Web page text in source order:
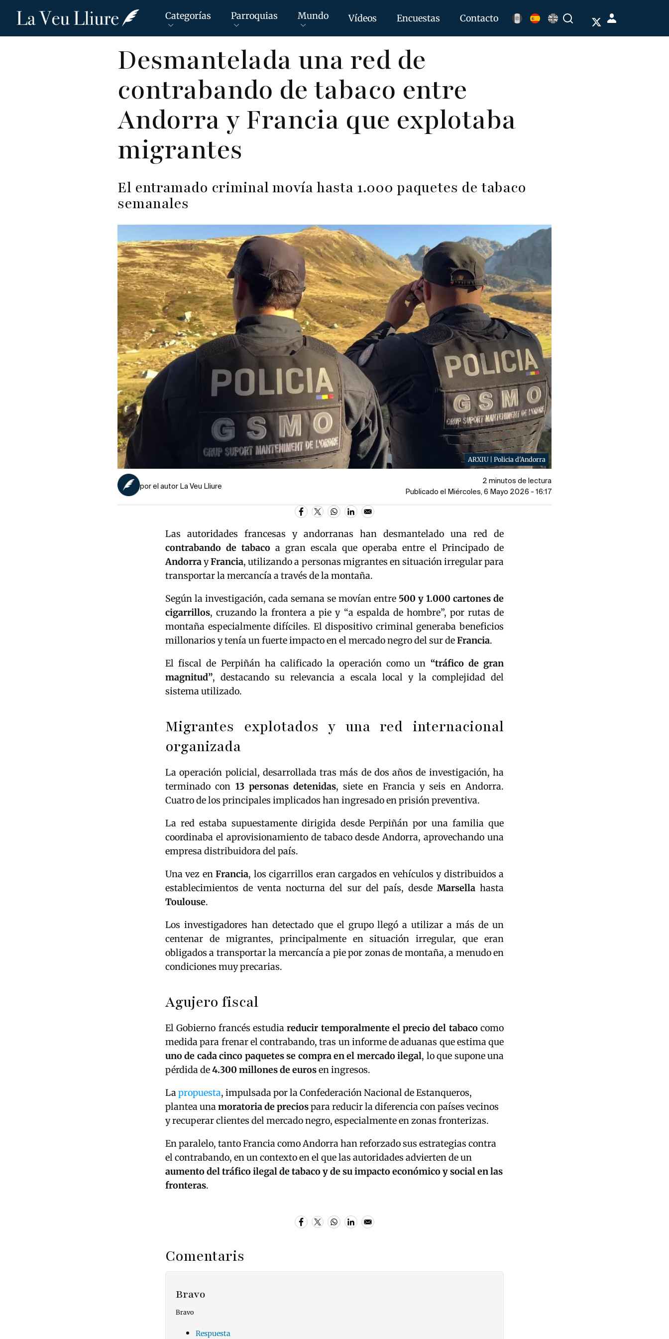
Pasar
Categorías Parroquias Mundo Vídeos Encuestas Contacto BuscarMenú
de
Desmantelada una red de
contrabando de tabaco entre
Andorra y Francia que explotaba
migrantes
El entramado criminal movía hasta 1.000 paquetes de tabaco
semanales
ARXIU | Policia d'Andorra
por el autor La Veu Lliure
2 minutos de lectura
Publicado el Miércoles, 6 Mayo 2026 - 16:17
Las autoridades francesas y andorranas han desmantelado una red de
contrabando de tabaco a gran escala que operaba entre el Principado de
AndorrayFrancia, utilizando a personas migrantes en situación irregular para
transportar la mercancía a través de la montaña.
Según la investigación, cada semana se movían entre 500 y 1.000 cartones de
cigarrillos, cruzando la frontera a pie y “a espalda de hombre”, por rutas de
montaña especialmente difíciles. El dispositivo criminal generaba beneficios
millonarios y tenía un fuerte impacto en el mercado negro del sur deFrancia.
El fiscal de Perpiñán ha calificado la operación como un “tráfico de gran
magnitud”, destacando su relevancia a escala local y la complejidad del
sistema utilizado.
Migrantes explotados y una red internacional
organizada
La operación policial, desarrollada tras más de dos años de investigación, ha
terminado con 13 personas detenidas, siete en Francia y seis en Andorra.
Cuatro de los principales implicados han ingresado en prisión preventiva.
La red estaba supuestamente dirigida desde Perpiñán por una familia que
coordinaba el aprovisionamiento de tabaco desde Andorra, aprovechando una
empresa distribuidora del país.
Una vez enFrancia, los cigarrillos eran cargados en vehículos y distribuidos a
establecimientos de venta nocturna del sur del país, desde Marsellahasta
Toulouse.
Los investigadores han detectado que el grupo llegó a utilizar a más de un
centenar de migrantes, principalmente en situación irregular, que eran
obligados a transportar la mercancía a pie por zonas de montaña, a menudo en
condiciones muy precarias.
Agujero fiscal
El Gobierno francés estudiareducir temporalmente el precio del tabacocomo
medida para frenar el contrabando, tras un informe de aduanas que estima que
uno de cada cinco paquetes se compra en el mercado ilegal, lo que supone una
pérdida de4.300 millones de eurosen ingresos.
La propuesta, impulsada por la Confederación Nacional de Estanqueros,
plantea una moratoria de preciospara reducir la diferencia con países vecinos
y recuperar clientes del mercado negro, especialmente en zonas fronterizas.
En paralelo, tanto Francia como Andorra han reforzado sus estrategias contra
el contrabando, en un contexto en el que las autoridades advierten de un
aumento del tráfico ilegal de tabaco y de su impacto económico y social en las
fronteras.
Comentaris
Bravo
Bravo
Respuesta